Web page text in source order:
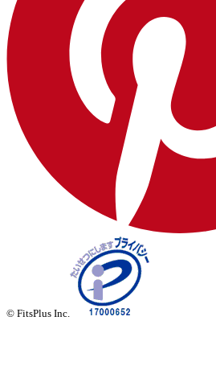
© FitsPlus Inc.